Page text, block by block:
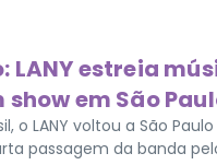
LANY estreia
em São
o LANY voltou a São
passagem da banda